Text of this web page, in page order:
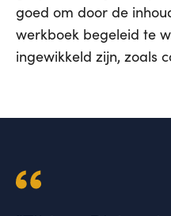
goed om door de
werkboek begeleid te
ingewikkeld zijn, zoals